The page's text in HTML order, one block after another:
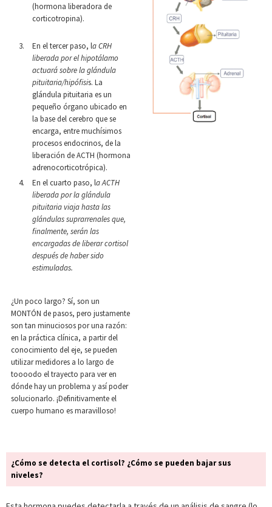
(hormona liberadora de
corticotropina).
En el tercer paso, la CRH
liberada por el hipotálamo
actuará sobre la glándula
pituitaria/hipófisis. La
glándula pituitaria es un
pequeño órgano ubicado en
la base del cerebro que se
encarga, entre muchísimos
procesos endocrinos, de la
liberación de ACTH (hormona
adrenocorticotrópica).
En el cuarto paso, la ACTH
liberada por la glándula
pituitaria viaja hasta las
glándulas suprarrenales que,
finalmente, serán las
encargadas de liberar cortisol
después de haber sido
estimuladas.
¿Un poco largo? Sí, son un
MONTÓN de pasos, pero justamente
son tan minuciosos por una razón:
en la práctica clínica, a partir del
conocimiento del eje, se pueden
utilizar medidores a lo largo de
toooodo el trayecto para ver en
dónde hay un problema y así poder
solucionarlo. ¡Definitivamente el
cuerpo humano es maravilloso!
¿Cómo se detecta el cortisol? ¿Cómo se pueden bajar sus
niveles?